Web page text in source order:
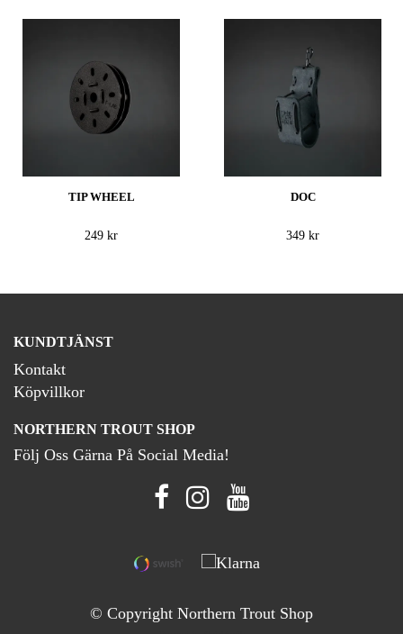
TIP WHEEL
249 kr
DOC
349 kr
KUNDTJÄNST
Kontakt
Köpvillkor
NORTHERN TROUT SHOP
Följ Oss Gärna På Social Media!
© Copyright Northern Trout Shop